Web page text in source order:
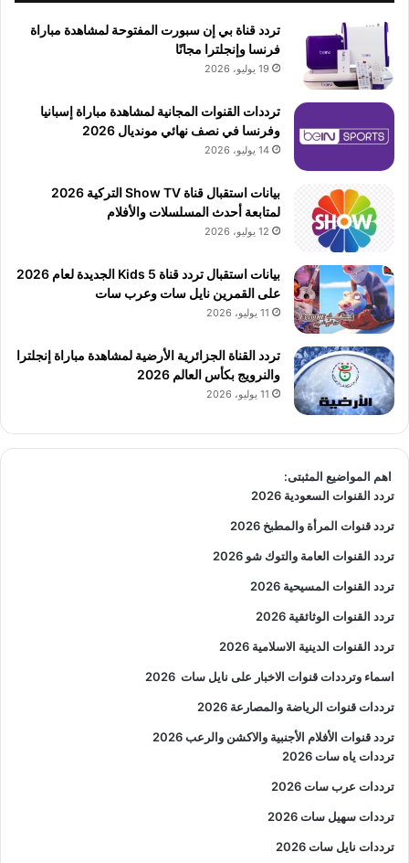
تردد قناة بي إن سبورت المفتوحة لمشاهدة مباراة
فرنسا وإنجلترا مجانًا
19 يوليو، 2026
ترددات القنوات المجانية لمشاهدة مباراة إسبانيا
وفرنسا في نصف نهائي مونديال 2026
14 يوليو، 2026
بيانات استقبال قناة Show TV التركية 2026
لمتابعة أحدث المسلسلات والأفلام
12 يوليو، 2026
بيانات استقبال تردد قناة 5 Kids الجديدة لعام 2026
على القمرين نايل سات وعرب سات
11 يوليو، 2026
تردد القناة الجزائرية الأرضية لمشاهدة مباراة إنجلترا
والنرويج بكأس العالم 2026
11 يوليو، 2026
اهم المواضيع المثبتى:
تردد القنوات السعودية 2026
تردد قنوات المرأة والمطبخ 2026
تردد القنوات العامة والتوك شو 2026
تردد القنوات المسيحية 2026
تردد القنوات الوثائقية 2026
تردد القنوات الدينية الاسلامية 2026
اسماء وترددات قنوات الاخبار على نايل سات 2026
ترددات قنوات الرياضة والمصارعة 2026
تردد قنوات الأفلام الأجنبية والاكشن والرعب2026
ترددات ياه سات 2026
ترددات عرب سات 2026
ترددات سهيل سات 2026
ترددات نايل سات 2026